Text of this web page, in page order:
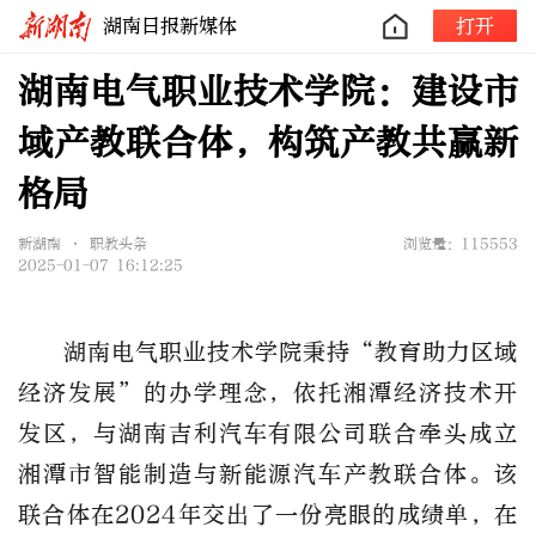
湖南日报新媒体 打开
湖南电气职业技术学院：建设市
域产教联合体，构筑产教共赢新
格局
新湖南 • 职教头条
浏览量：115553
2025-01-07 16:12:25
湖南电气职业技术学院秉持“教育助力区域
经济发展”的办学理念，依托湘潭经济技术开
发区，与湖南吉利汽车有限公司联合牵头成立
湘潭市智能制造与新能源汽车产教联合体。该
联合体在2024年交出了一份亮眼的成绩单，在